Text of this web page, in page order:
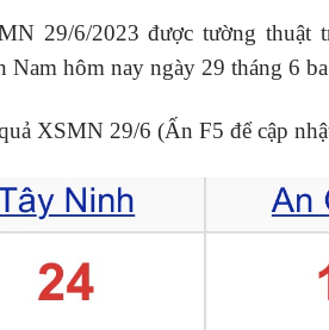
29/6/2023 được tường thuật
Nam hôm nay ngày 29 tháng 6
XSMN 29/6 (Ấn F5 để cập